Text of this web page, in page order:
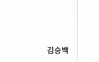
김승백